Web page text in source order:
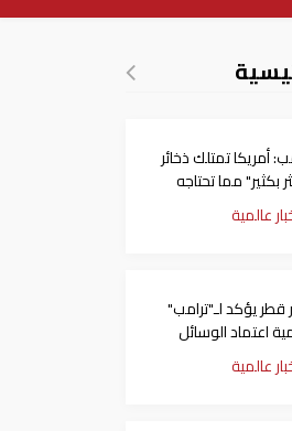
أمريكا تمتلك ذخائر
بكثير" مما تحتاجه
عالمية
قطر يؤكد لـ"ترامب"
اعتماد الوسائل
لمعالجةعالمية